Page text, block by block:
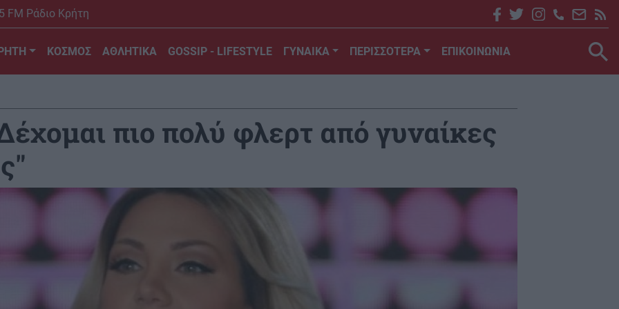
FM Ράδιο Κρήτη
ΚΟΣΜΟΣ ΑΘΛΗΤΙΚΑ GOSSIP - LIFESTYLE ΓΥΝΑΙΚΑ ΠΕΡΙΣΣΟΤΕΡΑ ΕΠΙΚΟΙΝΩΝΙΑ
πιο πολύ φλερτ από γυναίκες